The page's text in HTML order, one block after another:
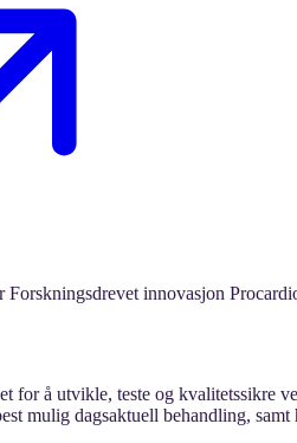
Forskningsdrevet innovasjon
for å utvikle, teste og kvalitetssikre
mulig dagsaktuell behandling,